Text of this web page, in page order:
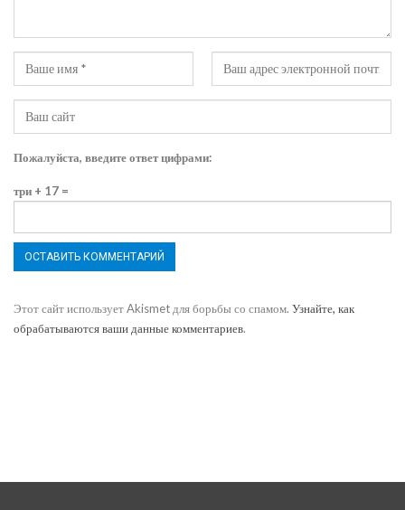
Пожалуйста, введите ответ цифрами:
три + 17 =
Этот сайт использует Akismet для борьбы со спамом. Узнайте, как
обрабатываются ваши данные комментариев.